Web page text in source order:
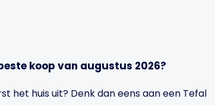
koop van augustus 2026?
het huis uit? Denk dan eens aan een Tefal